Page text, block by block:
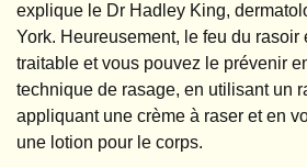
explique le Dr Hadley King,
York. Heureusement, le feu du rasoir
traitable et vous pouvez le prévenir
technique de rasage, en utilisant un
appliquant une crème à raser et en
une lotion pour le corps.